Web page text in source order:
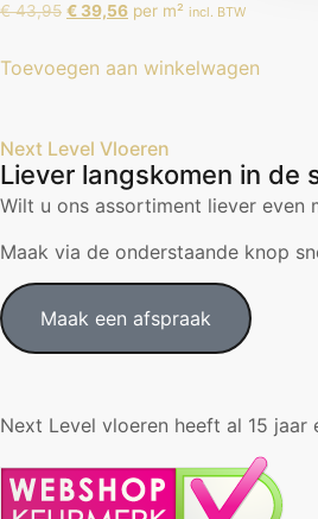
€43,95 € 39,56 per m² incl. BTW
Toevoegen aan winkelwagen
Next Level Vloeren
Liever langskomen in de
Wilt u ons assortiment liever even
Maak via de onderstaande knop
Maak een afspraak
Next Level vloeren heeft al 15